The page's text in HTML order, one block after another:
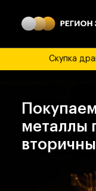
Скупка
металлы